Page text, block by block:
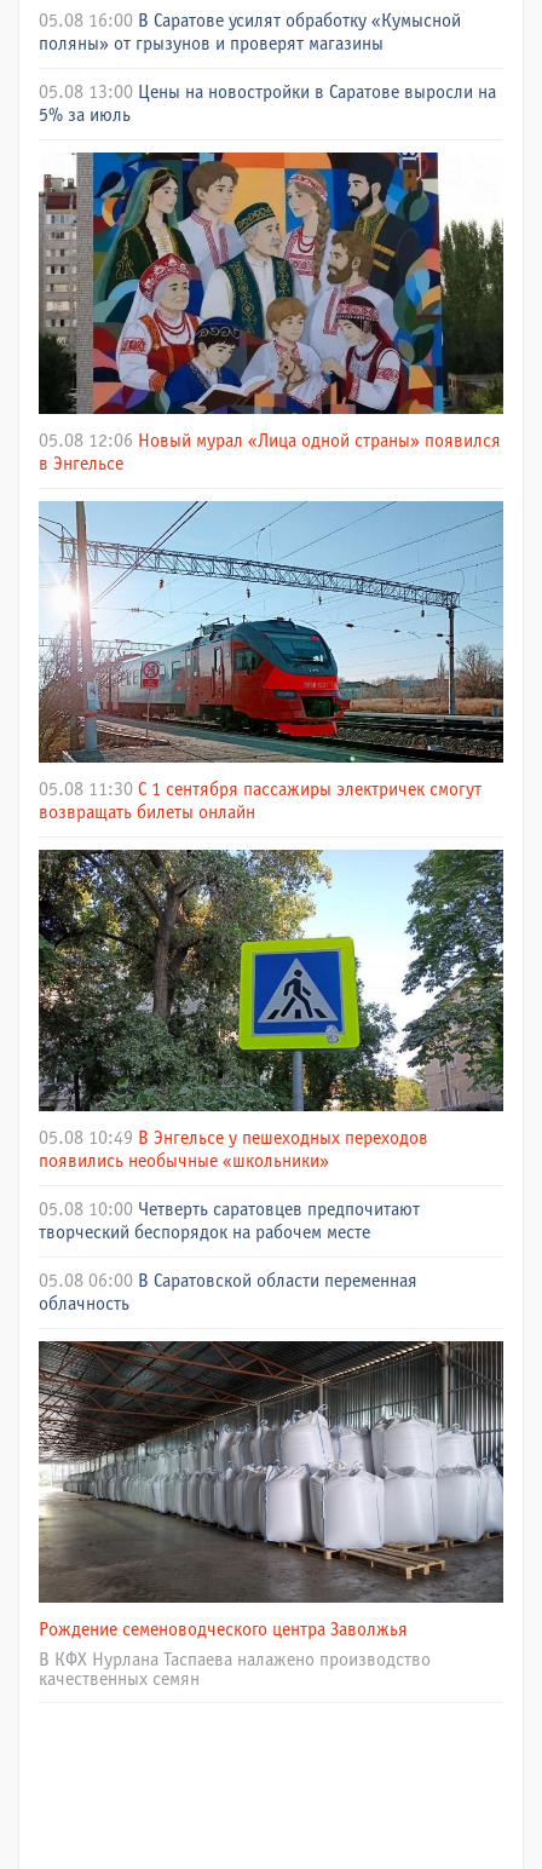
05.08 16:00 В Саратове усилят обработку «Кумысной
поляны» от грызунов и проверят магазины
05.08 13:00 Цены на новостройки в Саратове выросли на
5% за июль
05.08 12:06 Новый мурал «Лица одной страны» появился
в Энгельсе
05.08 11:30 С 1 сентября пассажиры электричек смогут
возвращать билеты онлайн
05.08 10:49 В Энгельсе у пешеходных переходов
появились необычные «школьники»
05.08 10:00 Четверть саратовцев предпочитают
творческий беспорядок на рабочем месте
05.08 06:00 В Саратовской области переменная
облачность
Рождение семеноводческого центра Заволжья
В КФХ Нурлана Таспаева налажено производство
качественных семян